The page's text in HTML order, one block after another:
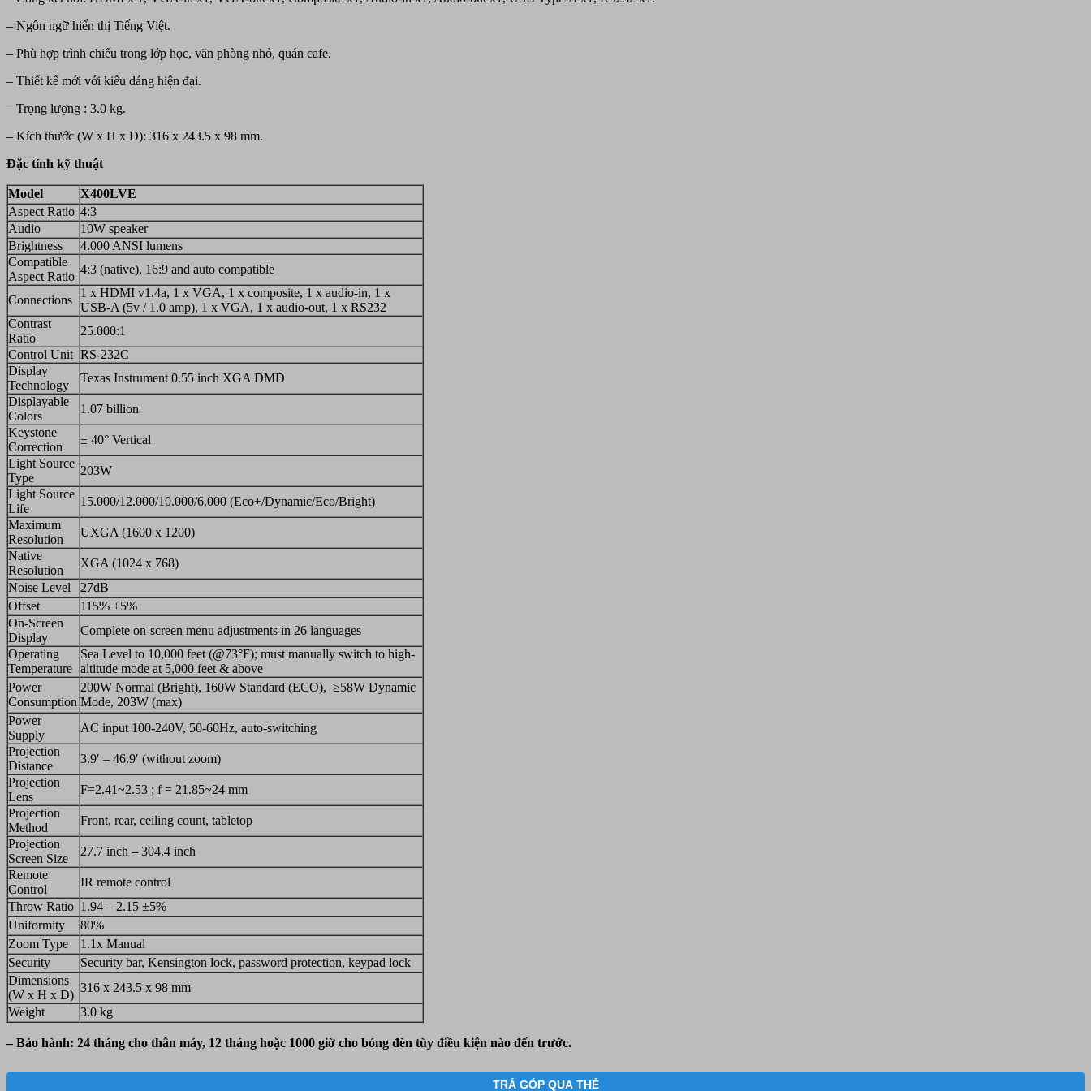
– Ngôn ngữ hiển thị Tiếng Việt.
– Phù hợp trình chiếu trong lớp học, văn phòng nhỏ, quán cafe.
– Thiết kế mới với kiểu dáng hiện đại.
– Trọng lượng : 3.0 kg.
– Kích thước (W x H x D): 316 x 243.5 x 98 mm.
Đặc tính kỹ thuật
Model
X400LVE
Aspect Ratio 4:3
Audio
10W speaker
Brightness
4.000 ANSI lumens
Compatible
Aspect Ratio
4:3 (native), 16:9 and auto compatible
Connections
1 x HDMI v1.4a, 1 x VGA, 1 x composite, 1 x audio-in, 1 x
USB-A (5v / 1.0 amp), 1 x VGA, 1 x audio-out, 1 x RS232
Contrast
Ratio
25.000:1
Control Unit RS-232C
Display
Technology
Texas Instrument 0.55 inch XGA DMD
Displayable
Colors
1.07 billion
Keystone
Correction
± 40° Vertical
Light Source
Type
203W
Light Source
Life
15.000/12.000/10.000/6.000 (Eco+/Dynamic/Eco/Bright)
Maximum
Resolution
UXGA (1600 x 1200)
Native
Resolution
XGA (1024 x 768)
Noise Level
27dB
Offset
115% ±5%
On-Screen
Display
Complete on-screen menu adjustments in 26 languages
Operating
Temperature
Sea Level to 10,000 feet (@73°F); must manually switch to high-
altitude mode at 5,000 feet & above
Power
Consumption
200W Normal (Bright), 160W Standard (ECO), ≥58W Dynamic
Mode, 203W (max)
Power
Supply
AC input 100-240V, 50-60Hz, auto-switching
Projection
Distance
3.9′ – 46.9′ (without zoom)
Projection
Lens
F=2.41~2.53 ; f = 21.85~24 mm
Projection
Method
Front, rear, ceiling count, tabletop
Projection
Screen Size
27.7 inch – 304.4 inch
Remote
Control
IR remote control
Throw Ratio 1.94 – 2.15 ±5%
Uniformity
80%
Zoom Type
1.1x Manual
Security
Security bar, Kensington lock, password protection, keypad lock
Dimensions
(W x H x D)
316 x 243.5 x 98 mm
Weight
3.0 kg
– Bảo hành: 24 tháng cho thân máy, 12 tháng hoặc 1000 giờ cho bóng đèn tùy điều kiện nào đến trước.
TRẢ GÓP QUA THẺ